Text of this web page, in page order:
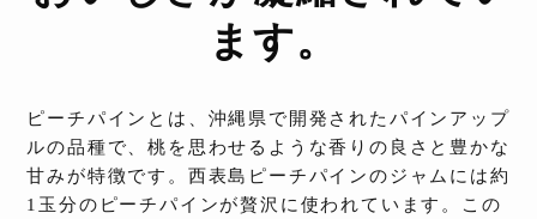
ます。
ピーチパインとは、沖縄県で開発されたパインアップ
ルの品種で、桃を思わせるような香りの良さと豊かな
甘みが特徴です。西表島ピーチパインのジャムには約
1玉分のピーチパインが贅沢に使われています。この